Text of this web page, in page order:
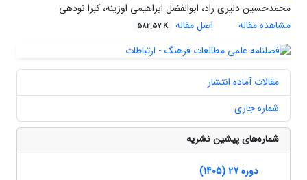
محمدحسین دلیری راد، ابوالفضل ابراهیمی اوزینه، کبرا نودهی
مشاهده مقاله
اصل مقاله 582.57 K
مقالات آماده انتشار
شماره جاری
شماره‌های پیشین نشریه
دوره 27 (1405)